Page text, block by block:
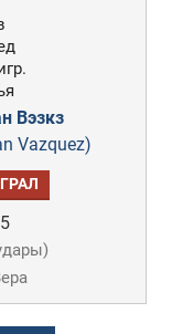
Вэзкз
Vazquez)
)